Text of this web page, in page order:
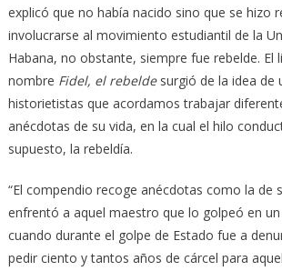
explicó que no había nacido sino que se hizo
involucrarse al movimiento estudiantil de la
Habana, no obstante, siempre fue rebelde. El
nombre Fidel, el rebeldesurgió de la idea de
historietistas que acordamos trabajar
anécdotas de su vida, en la cual el hilo
supuesto, la rebeldía.
“El compendio recoge anécdotas como la de
enfrentó a aquel maestro que lo golpeó en
cuando durante el golpe de Estado fue a
pedir ciento y tantos años de cárcel para